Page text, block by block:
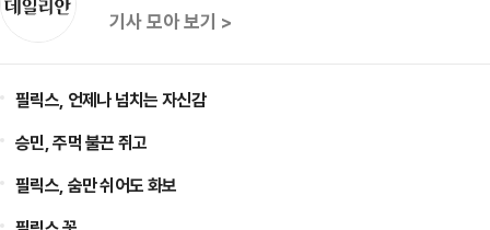
기사 모아 보기 >
필릭스, 언제나 넘치는 자신감
승민, 주먹 불끈 쥐고
필릭스, 숨만 쉬어도 화보